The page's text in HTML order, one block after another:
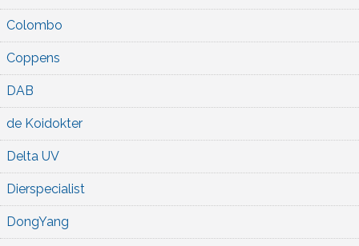
Colombo
Coppens
DAB
de Koidokter
Delta UV
Dierspecialist
DongYang